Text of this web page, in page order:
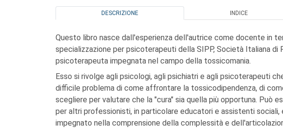
DESCRIZIONE INDICE
Questo libro nasce dall'esperienza dell'autrice come docente in
specializzazione per psicoterapeuti della SIPP, Società Italiana
psicoterapeuta impegnata nel campo della tossicomania.
Esso si rivolge agli psicologi, agli psichiatri e agli psicoterapeuti
difficile problema di come affrontare la tossicodipendenza, di
scegliere per valutare che la "cura" sia quella più opportuna. Può
per altri professionisti, in particolare educatori e assistenti sociali,
impegnato nella comprensione della complessità e